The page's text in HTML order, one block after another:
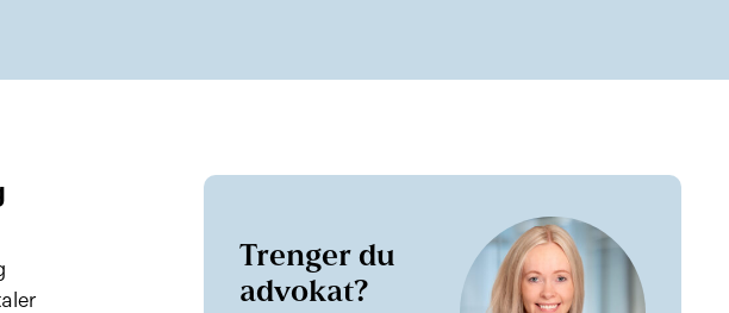
Trenger du
advokat?